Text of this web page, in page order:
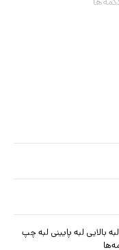
بالایی لبه پایینی لبه چپ